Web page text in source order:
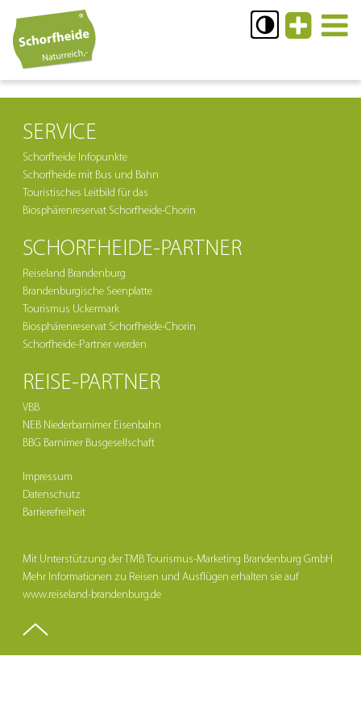
SERVICE
Schorfheide Infopunkte
Schorfheide mit Bus und Bahn
Touristisches Leitbild für das
Biosphärenreservat Schorfheide-Chorin
SCHORFHEIDE-PARTNER
Reiseland Brandenburg
Brandenburgische Seenplatte
Tourismus Uckermark
Biosphärenreservat Schorfheide-Chorin
Schorfheide-Partner werden
REISE-PARTNER
VBB
NEB Niederbarnimer Eisenbahn
BBG Barnimer Busgesellschaft
Impressum
Datenschutz
Barrierefreiheit
Mit Unterstützung der TMB Tourismus-Marketing Brandenburg GmbH
Mehr Informationen zu Reisen und Ausflügen erhalten sie auf
www.reiseland-brandenburg.de